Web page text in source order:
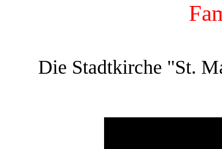
Die Stadtkirche "St.